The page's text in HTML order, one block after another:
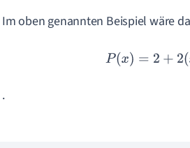
Im oben genannten Beispiel wäre
P (x) =2
.